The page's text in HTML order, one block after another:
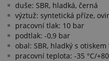
duše: SBR, hladká, černá
výztuž: syntetická příze,
pracovní tlak: 10 bar
podtlak: -0,9 bar
obal: SBR, hladký s
pracovní teplota: -35 °C/+80